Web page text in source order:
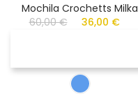
Mochila Crochetts Milka
60,00 €
36,00 €